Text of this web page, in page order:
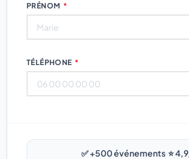
PRÉNOM *
TÉLÉPHONE *
✅ +500 événements·⭐